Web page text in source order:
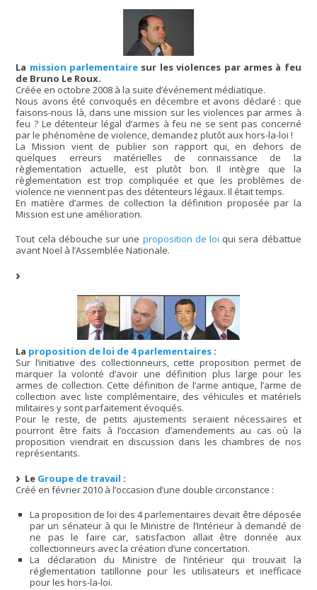
La mission parlementaire sur les violences par armes à feu
de Bruno Le Roux.
Créée en octobre 2008 à la suite d’événement médiatique.
Nous avons été convoqués en décembre et avons déclaré : que
faisons-nous là, dans une mission sur les violences par armes à
feu ? Le détenteur légal d’armes à feu ne se sent pas concerné
par le phénomène de violence, demandez plutôt aux hors-la-loi !
La Mission vient de publier son rapport qui, en dehors de
quelques erreurs matérielles de connaissance de la
règlementation actuelle, est plutôt bon. Il intègre que la
règlementation est trop compliquée et que les problèmes de
violence ne viennent pas des détenteurs légaux. Il était temps.
En matière d’armes de collection la définition proposée par la
Mission est une amélioration.
Tout cela débouche sur une proposition de loi qui sera débattue
avant Noel à l’Assemblée Nationale.
La proposition de loi de 4 parlementaires :
Sur l’initiative des collectionneurs, cette proposition permet de
marquer la volonté d’avoir une définition plus large pour les
armes de collection. Cette définition de l’arme antique, l’arme de
collection avec liste complémentaire, des véhicules et matériels
militaires y sont parfaitement évoqués.
Pour le reste, de petits ajustements seraient nécessaires et
pourront être faits à l’occasion d’amendements au cas où la
proposition viendrait en discussion dans les chambres de nos
représentants.
Le Groupe de travail :
Créé en février 2010 à l’occasion d’une double circonstance :
La proposition de loi des 4 parlementaires devait être déposée
par un sénateur à qui le Ministre de l’Intérieur à demandé de
ne pas le faire car, satisfaction allait être donnée aux
collectionneurs avec la création d’une concertation.
La déclaration du Ministre de l’intérieur qui trouvait la
réglementation tatillonne pour les utilisateurs et inefficace
pour les hors-la-loi.